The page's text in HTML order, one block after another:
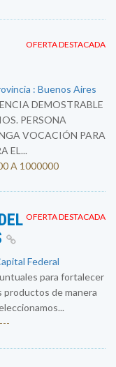
OFERTA DESTACADA
: Buenos Aires
DEMOSTRABLE
PERSONA
VOCACIÓN PARA
EL...
A 1000000
OFERTA DESTACADA
Federal
para fortalecer
productos de manera